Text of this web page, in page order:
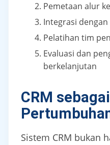
Pemetaan alur
Integrasi
Pelatihan tim
Evaluasi dan
berkelanjutan
CRM
Sistem CRM bukan